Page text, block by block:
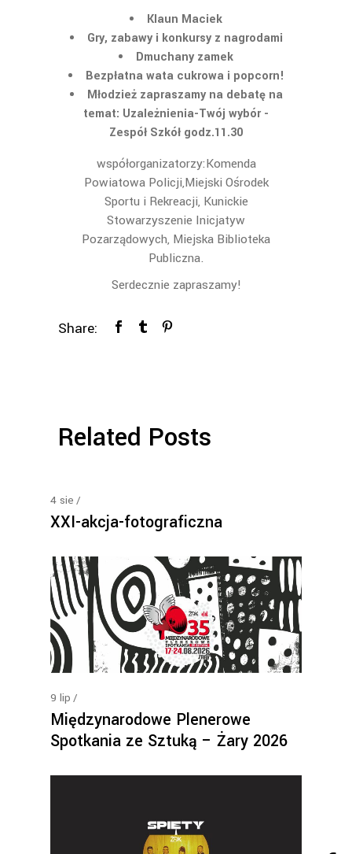
Klaun Maciek
Gry, zabawy i konkursy z nagrodami
Dmuchany zamek
Bezpłatna wata cukrowa i popcorn!
Młodzież zapraszamy na debatę na
temat: Uzależnienia-Twój wybór -
Zespół Szkół godz.11.30
współorganizatorzy:Komenda
Powiatowa Policji,Miejski Ośrodek
Sportu i Rekreacji, Kunickie
Stowarzyszenie Inicjatyw
Pozarządowych, Miejska Biblioteka
Publiczna.
Serdecznie zapraszamy!
Share:
Related Posts
4 sie
XXI-akcja-fotograficzna
9 lip
Międzynarodowe Plenerowe
Spotkania ze Sztuką – Żary 2026